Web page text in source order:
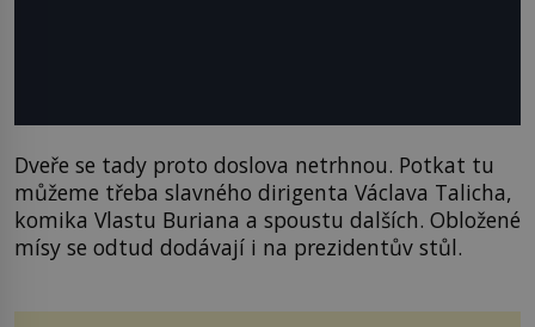
Dveře se tady proto doslova netrhnou. Potkat tu
můžeme třeba slavného dirigenta Václava Talicha,
komika Vlastu Buriana a spoustu dalších. Obložené
mísy se odtud dodávají i na prezidentův stůl.